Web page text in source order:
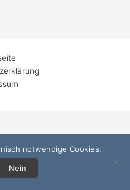
notwendige Cookies.
Nein